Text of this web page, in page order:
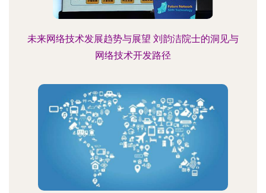
未来网络技术发展趋势与展望 刘韵洁院士的洞见与
网络技术开发路径